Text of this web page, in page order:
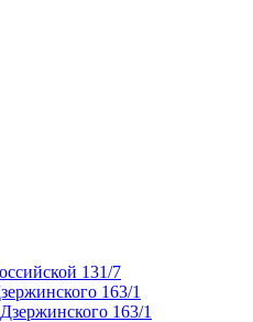
131/7
163/1
163/1